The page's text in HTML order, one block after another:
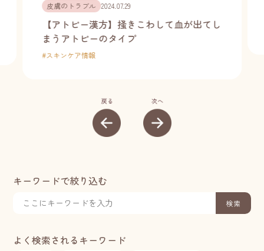
皮膚のトラブル 2024.07.29
【アトピー漢方】掻きこわして血が出てし
まうアトピーのタイプ
#スキンケア情報
キーワードで絞り込む
検索
よく検索されるキーワード